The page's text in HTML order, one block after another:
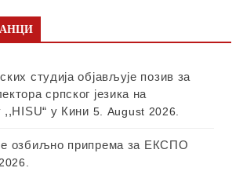
студија објављује позив за
српског језика на
,,HISU“ у Кини 5. August 2026.
озбиљно припрема за ЕКСПО